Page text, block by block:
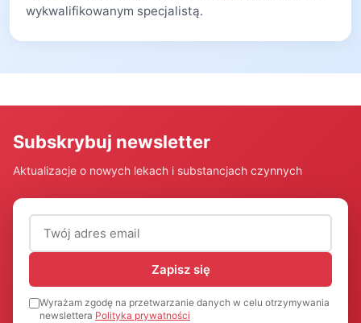
wykwalifikowanym specjalistą.
Subskrybuj newsletter
Aktualizacje o nowych lekach i substancjach czynnych
Adres email (wymagany)
Zapisz się
Wyrażam zgodę na przetwarzanie danych w celu otrzymywania
newslettera Polityka prywatności